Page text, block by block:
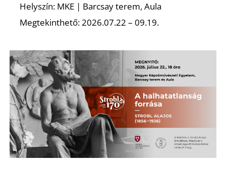
Helyszín: MKE | Barcsay terem, Aula
Megtekinthető: 2026.07.22 – 09.19.